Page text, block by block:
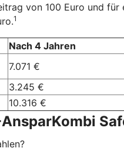
von 100 Euro und
1
Nach 4 Jahren
7.071 €
3.245 €
10.316 €